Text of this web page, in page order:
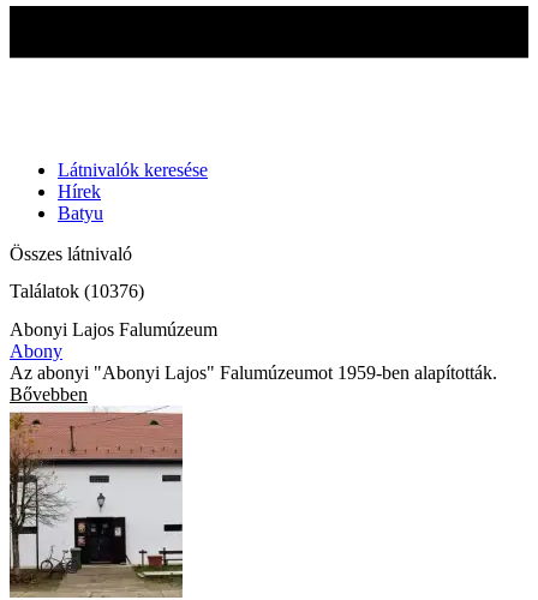
Látnivalók keresése
Hírek
Batyu
Összes látnivaló
Találatok (10376)
Abonyi Lajos Falumúzeum
Abony
Az abonyi "Abonyi Lajos" Falumúzeumot 1959-ben alapították.
Bővebben